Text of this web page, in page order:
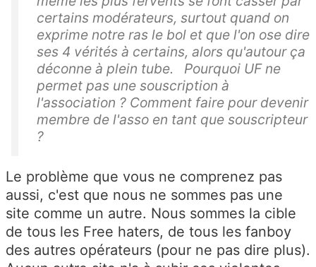
certains modérateurs, surtout quand on
exprime notre ras le bol et que l'on ose dire
ses 4 vérités à certains, alors qu'autour ça
déconne à plein tube. Pourquoi UF ne
permet pas une souscription à
l'association ? Comment faire pour devenir
membre de l'asso en tant que souscripteur
?
Le problème que vous ne comprenez pas
aussi, c'est que nous ne sommes pas une
site comme un autre. Nous sommes la cible
de tous les Free haters, de tous les fanboy
des autres opérateurs (pour ne pas dire plus).